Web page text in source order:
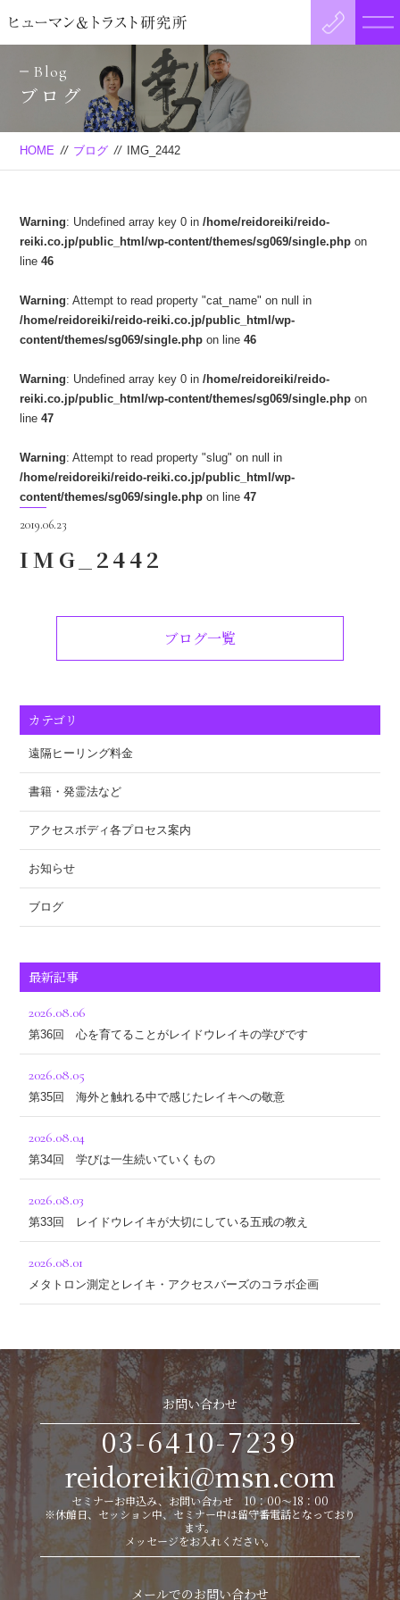
Blog
ブログ
HOME // ブログ // IMG_2442
Warning: Undefined array key 0 in/home/reidoreiki/reido-
reiki.co.jp/public_html/wp-content/themes/sg069/single.php on
line46
Warning: Attempt to read property "cat_name" on null in
/home/reidoreiki/reido-reiki.co.jp/public_html/wp-
content/themes/sg069/single.php on line46
Warning: Undefined array key 0 in/home/reidoreiki/reido-
reiki.co.jp/public_html/wp-content/themes/sg069/single.php on
line47
Warning: Attempt to read property "slug" on null in
/home/reidoreiki/reido-reiki.co.jp/public_html/wp-
content/themes/sg069/single.php on line47
2019.06.23
IMG_2442
ブログ一覧
カテゴリ
遠隔ヒーリング料金
書籍・発霊法など
アクセスボディ各プロセス案内
お知らせ
ブログ
最新記事
2026.08.06
第36回 心を育てることがレイドウレイキの学びです
2026.08.05
第35回 海外と触れる中で感じたレイキへの敬意
2026.08.04
第34回 学びは一生続いていくもの
2026.08.03
第33回 レイドウレイキが大切にしている五戒の教え
2026.08.01
メタトロン測定とレイキ・アクセスバーズのコラボ企画
お問い合わせ
03-6410-7239
reidoreiki@msn.com
セミナーお申込み、お問い合わせ 10：00～18：00
※休館日、セッション中、セミナー中は留守番電話となっており
ます。
メッセージをお入れください。
メールでのお問い合わせ